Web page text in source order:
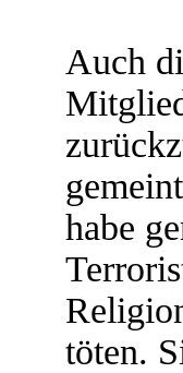
Auch
habe
töten.